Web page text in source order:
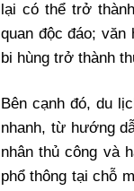
lại có thể trở
quan độc đáo;
bi hùng trở thành
Bên cạnh đó, du
nhanh, từ hướng
nhân thủ công và
phổ thông tại chỗ